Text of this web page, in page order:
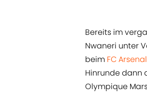
Bereits im
Nwaneri unter
beim FC Arsenal
Hinrunde dann
Olympique